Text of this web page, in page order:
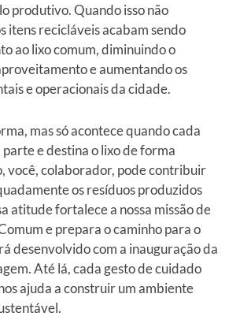
produtivo. Quando isso não
itens recicláveis acabam sendo
ao lixo comum, diminuindo o
e aumentando os
e operacionais da cidade.
mas só acontece quando cada
parte e destina o lixo de forma
você, colaborador, pode contribuir
os resíduos produzidos
atitude fortalece a nossa missão de
e prepara o caminho para o
desenvolvido com a inauguração da
Até lá, cada gesto de cuidado
ajuda a construir um ambiente